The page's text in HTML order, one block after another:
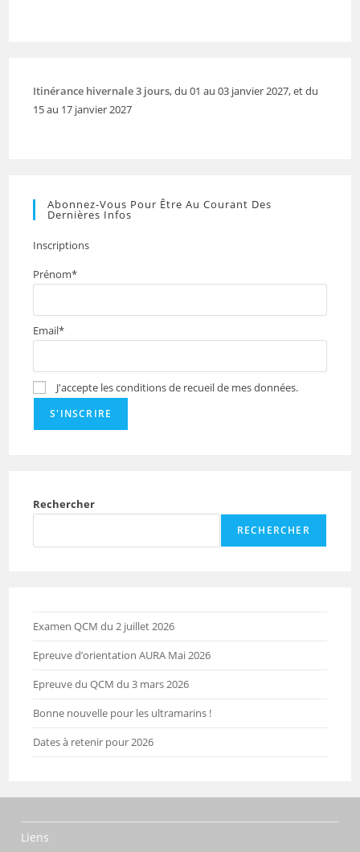
Itinérance hivernale 3 jours, du 01 au 03 janvier 2027, et du
15 au 17 janvier 2027
Abonnez-Vous Pour Être Au Courant Des
Dernières Infos
Inscriptions
Prénom*
Email*
J'accepte les conditions de recueil de mes données.
Rechercher
RECHERCHER
Examen QCM du 2 juillet 2026
Epreuve d’orientation AURA Mai 2026
Epreuve du QCM du 3 mars 2026
Bonne nouvelle pour les ultramarins !
Dates à retenir pour 2026
Liens